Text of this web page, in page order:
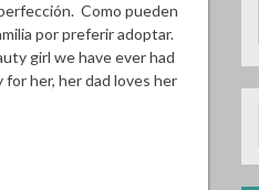
Como pueden
por preferir adoptar.
girl we have ever had
her, her dad loves her